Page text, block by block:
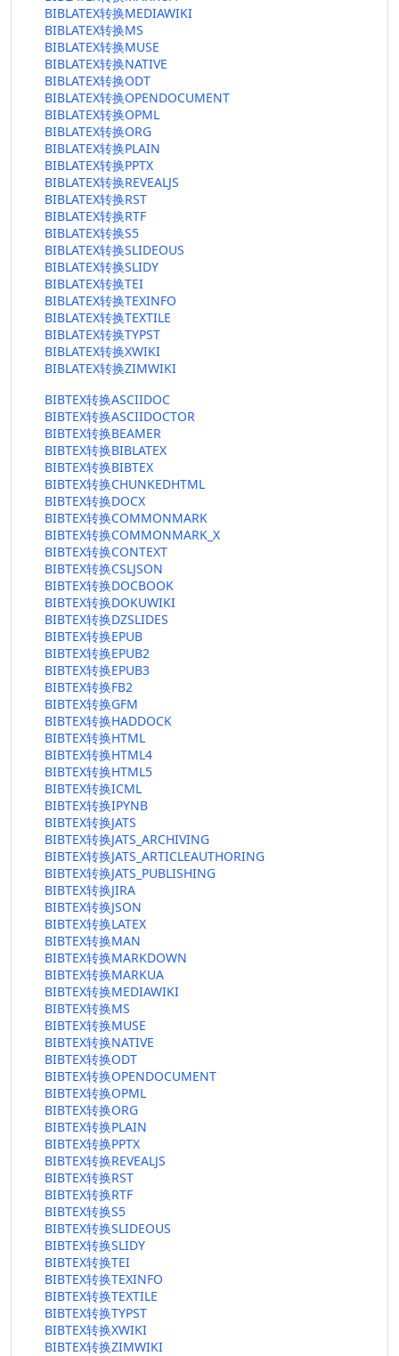
BIBLATEX转换MEDIAWIKI
BIBLATEX转换MS
BIBLATEX转换MUSE
BIBLATEX转换NATIVE
BIBLATEX转换ODT
BIBLATEX转换OPENDOCUMENT
BIBLATEX转换OPML
BIBLATEX转换ORG
BIBLATEX转换PLAIN
BIBLATEX转换PPTX
BIBLATEX转换REVEALJS
BIBLATEX转换RST
BIBLATEX转换RTF
BIBLATEX转换S5
BIBLATEX转换SLIDEOUS
BIBLATEX转换SLIDY
BIBLATEX转换TEI
BIBLATEX转换TEXINFO
BIBLATEX转换TEXTILE
BIBLATEX转换TYPST
BIBLATEX转换XWIKI
BIBLATEX转换ZIMWIKI
BIBTEX转换ASCIIDOC
BIBTEX转换ASCIIDOCTOR
BIBTEX转换BEAMER
BIBTEX转换BIBLATEX
BIBTEX转换BIBTEX
BIBTEX转换CHUNKEDHTML
BIBTEX转换DOCX
BIBTEX转换COMMONMARK
BIBTEX转换COMMONMARK_X
BIBTEX转换CONTEXT
BIBTEX转换CSLJSON
BIBTEX转换DOCBOOK
BIBTEX转换DOKUWIKI
BIBTEX转换DZSLIDES
BIBTEX转换EPUB
BIBTEX转换EPUB2
BIBTEX转换EPUB3
BIBTEX转换FB2
BIBTEX转换GFM
BIBTEX转换HADDOCK
BIBTEX转换HTML
BIBTEX转换HTML4
BIBTEX转换HTML5
BIBTEX转换ICML
BIBTEX转换IPYNB
BIBTEX转换JATS
BIBTEX转换JATS_ARCHIVING
BIBTEX转换JATS_ARTICLEAUTHORING
BIBTEX转换JATS_PUBLISHING
BIBTEX转换JIRA
BIBTEX转换JSON
BIBTEX转换LATEX
BIBTEX转换MAN
BIBTEX转换MARKDOWN
BIBTEX转换MARKUA
BIBTEX转换MEDIAWIKI
BIBTEX转换MS
BIBTEX转换MUSE
BIBTEX转换NATIVE
BIBTEX转换ODT
BIBTEX转换OPENDOCUMENT
BIBTEX转换OPML
BIBTEX转换ORG
BIBTEX转换PLAIN
BIBTEX转换PPTX
BIBTEX转换REVEALJS
BIBTEX转换RST
BIBTEX转换RTF
BIBTEX转换S5
BIBTEX转换SLIDEOUS
BIBTEX转换SLIDY
BIBTEX转换TEI
BIBTEX转换TEXINFO
BIBTEX转换TEXTILE
BIBTEX转换TYPST
BIBTEX转换XWIKI
BIBTEX转换ZIMWIKI